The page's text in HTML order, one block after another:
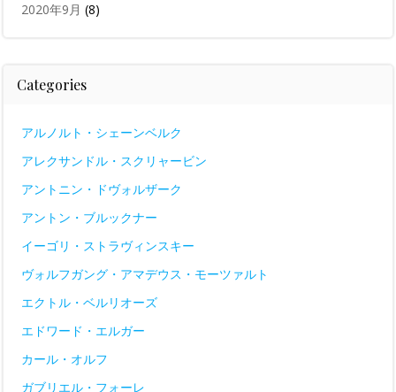
2020年9月 (8)
Categories
アルノルト・シェーンベルク
アレクサンドル・スクリャービン
アントニン・ドヴォルザーク
アントン・ブルックナー
イーゴリ・ストラヴィンスキー
ヴォルフガング・アマデウス・モーツァルト
エクトル・ベルリオーズ
エドワード・エルガー
カール・オルフ
ガブリエル・フォーレ